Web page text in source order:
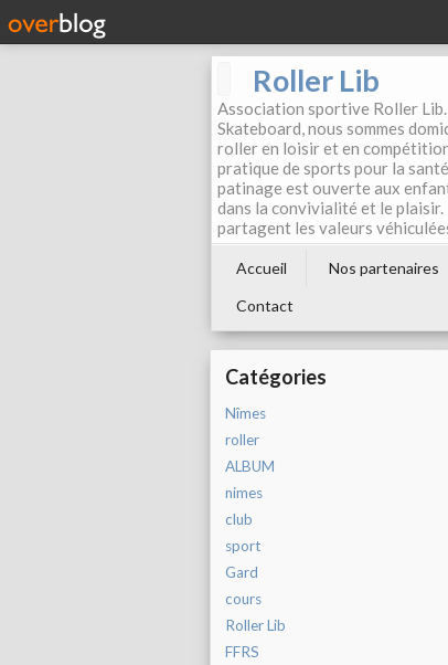
Roller Lib
Association sportive Roller
Skateboard, nous sommes
roller en loisir et en
pratique de sports pour la
patinage est ouverte aux
dans la convivialité et le
partagent les valeurs
Accueil Nos partenaires
Contact
Catégories
Nîmes
roller
ALBUM
nimes
club
sport
Gard
cours
Roller Lib
FFRS